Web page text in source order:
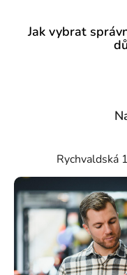
Jak vybrat
Rychvaldská